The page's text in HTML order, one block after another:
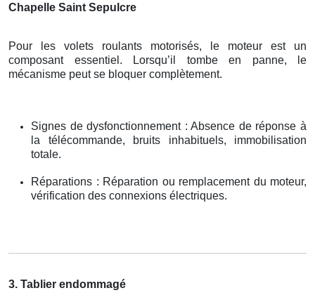
Chapelle Saint Sepulcre
Pour les volets roulants motorisés, le moteur est un
composant essentiel. Lorsqu’il tombe en panne, le
mécanisme peut se bloquer complètement.
Signes de dysfonctionnement : Absence de réponse à
la télécommande, bruits inhabituels, immobilisation
totale.
Réparations : Réparation ou remplacement du moteur,
vérification des connexions électriques.
3. Tablier endommagé